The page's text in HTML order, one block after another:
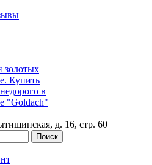
д. 16, стр. 60
Поиск